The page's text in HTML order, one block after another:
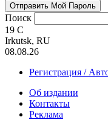
Поиск
19 C
Irkutsk, RU
08.08.26
Регистрация /
Об издании
Контакты
Реклама